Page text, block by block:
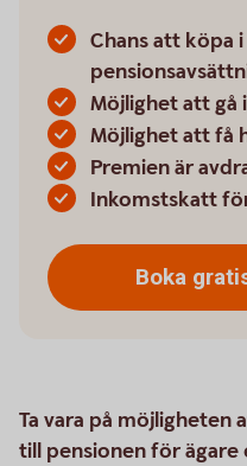
Chans att köpa
Möjlighet att gå
Möjlighet att få
Premien är
Inkomstskatt
Boka
Ta vara på möjligheten
till pensionen för ägare